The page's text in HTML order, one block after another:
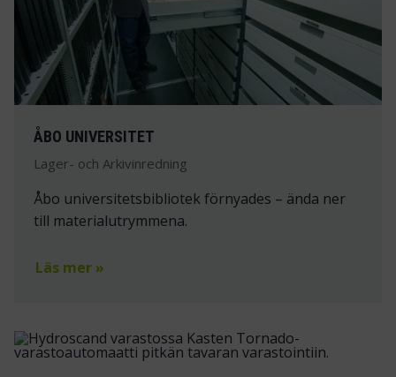
ÅBO UNIVERSITET
Lager- och Arkivinredning
Åbo universitetsbibliotek förnyades – ända ner
till materialutrymmena.
Läs mer »